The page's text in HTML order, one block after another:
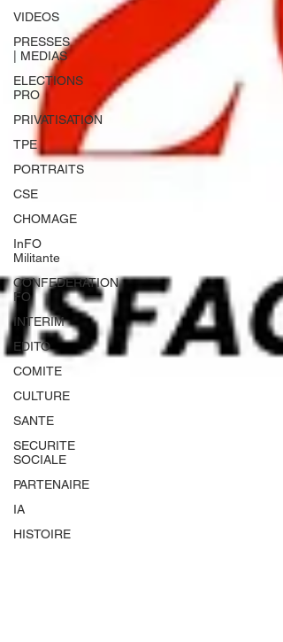
VIDEOS
PRESSES
| MEDIAS
ELECTIONS
PRO
PRIVATISATION
TPE
PORTRAITS
CSE
CHOMAGE
InFO
Militante
CONFEDERATION
FO
INTERIM
EDITO
COMITE
CULTURE
SANTE
SECURITE
SOCIALE
PARTENAIRE
IA
HISTOIRE